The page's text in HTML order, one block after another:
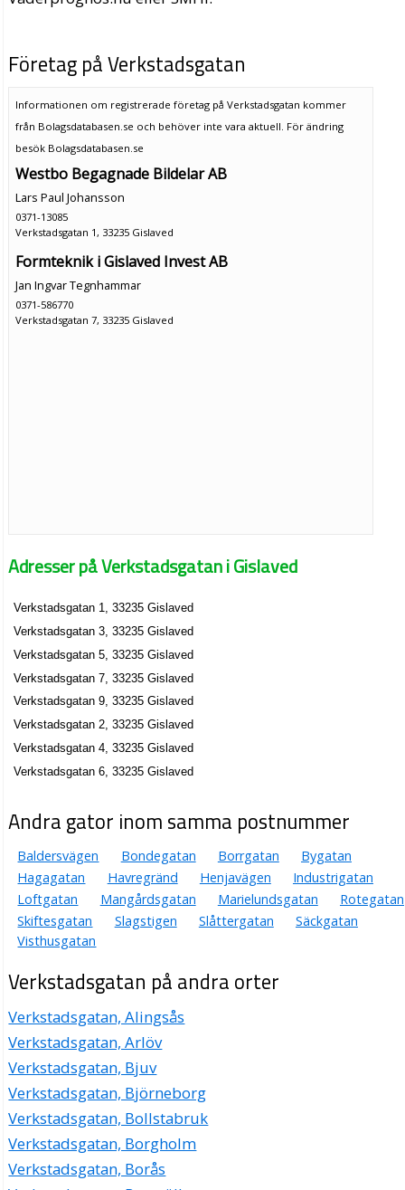
Företag på Verkstadsgatan
Informationen om registrerade företag på Verkstadsgatan kommer
från Bolagsdatabasen.se och behöver inte vara aktuell. För ändring
besök Bolagsdatabasen.se
Westbo Begagnade Bildelar AB
Lars Paul Johansson
0371-13085
Verkstadsgatan 1, 33235 Gislaved
Formteknik i Gislaved Invest AB
Jan Ingvar Tegnhammar
0371-586770
Verkstadsgatan 7, 33235 Gislaved
Adresser på Verkstadsgatan i Gislaved
Verkstadsgatan 1, 33235 Gislaved
Verkstadsgatan 3, 33235 Gislaved
Verkstadsgatan 5, 33235 Gislaved
Verkstadsgatan 7, 33235 Gislaved
Verkstadsgatan 9, 33235 Gislaved
Verkstadsgatan 2, 33235 Gislaved
Verkstadsgatan 4, 33235 Gislaved
Verkstadsgatan 6, 33235 Gislaved
Andra gator inom samma postnummer
Baldersvägen Bondegatan Borrgatan
Bygatan
Hagagatan
Havregränd Henjavägen
Industrigatan
Loftgatan
Mangårdsgatan Marielundsgatan
Rotegatan
Skiftesgatan
Slagstigen Slåttergatan
Säckgatan
Visthusgatan
Verkstadsgatan på andra orter
Verkstadsgatan, Alingsås
Verkstadsgatan, Arlöv
Verkstadsgatan, Bjuv
Verkstadsgatan, Björneborg
Verkstadsgatan, Bollstabruk
Verkstadsgatan, Borgholm
Verkstadsgatan, Borås